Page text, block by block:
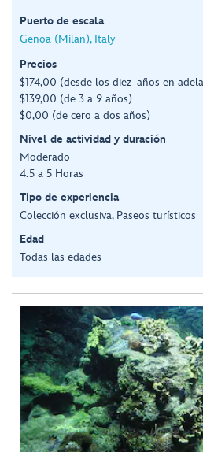
Puerto de escala
Genoa (Milan), Italy
Precios
$174,00 (desde los diez años en
$139,00 (de 3 a 9 años)
$0,00 (de cero a dos años)
Nivel de actividad y duración
Moderado
4.5 a 5 Horas
Tipo de experiencia
Colección exclusiva, Paseos turísticos
Edad
Todas las edades